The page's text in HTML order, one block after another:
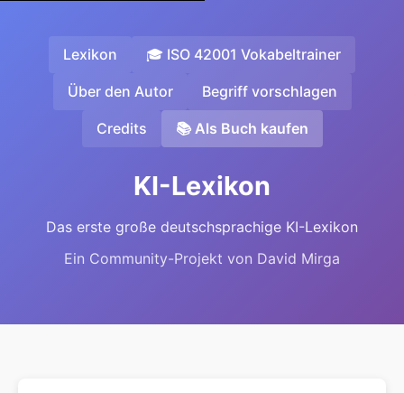
Lexikon 🎓 ISO 42001 Vokabeltrainer
Über den Autor Begriff vorschlagen
Credits 📚 Als Buch kaufen
KI-Lexikon
Das erste große deutschsprachige KI-Lexikon
Ein Community-Projekt von David Mirga